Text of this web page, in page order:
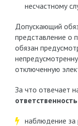
несчастному
Допускающий
представление о
обязан
отключенную
За что отвечает
наблюдение за